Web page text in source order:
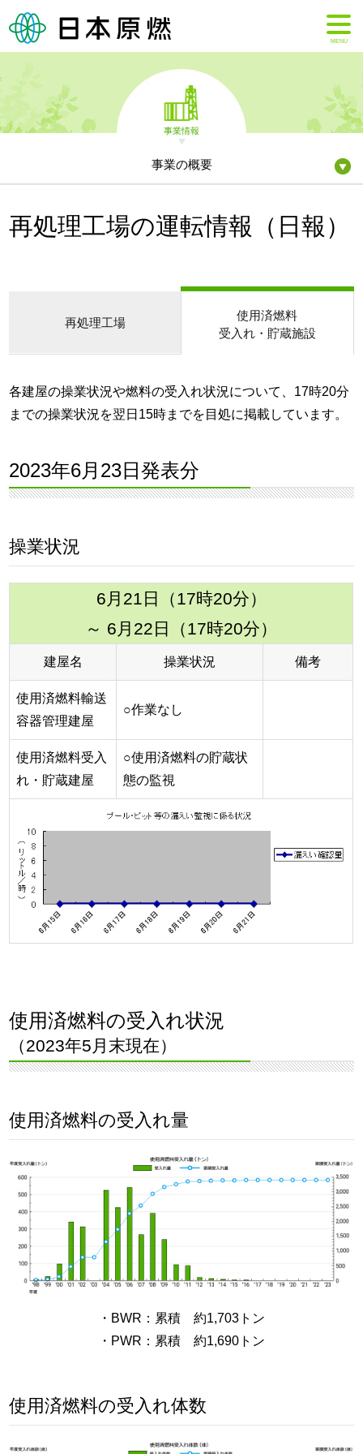
MENU
事業情報
事業の概要
再処理工場の運転情報（日報）
再処理工場
使用済燃料
受入れ・貯蔵施設
各建屋の操業状況や燃料の受入れ状況について、17時20分
までの操業状況を翌日15時までを目処に掲載しています。
2023年6月23日発表分
操業状況
6月21日（17時20分）
～ 6月22日（17時20分）
建屋名 操業状況 備考
使用済燃料輸送
容器管理建屋
○作業なし
使用済燃料受入
れ・貯蔵建屋
○使用済燃料の貯蔵状
態の監視
使用済燃料の受入れ状況
（2023年5月末現在）
使用済燃料の受入れ量
・BWR：累積 約1,703トン
・PWR：累積 約1,690トン
使用済燃料の受入れ体数